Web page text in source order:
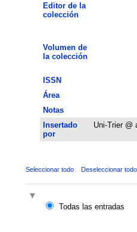
Editor de la
colección
Volumen de
la colección
ISSN
Área
Notas
Insertado
por
Uni-Trier @
Seleccionar todo Deseleccionar todo
Todas las entradas